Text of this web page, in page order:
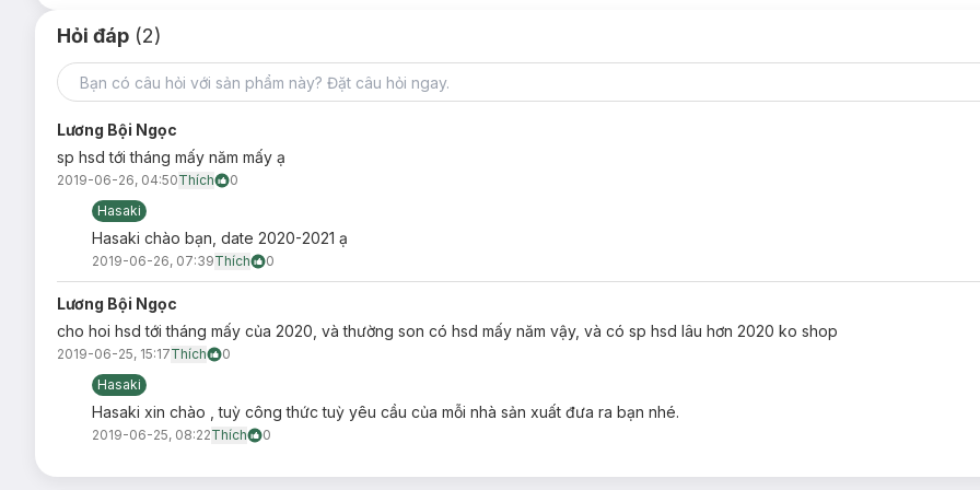
#10 Punch Pop
#11 Wow Pop
#15 Berry Pop
#16 Grape Pop
Công dụng:
Hỏi đáp (2)
Lương Bội Ngọc
sp hsd tới tháng mấy năm mấy ạ
2019-06-26, 04:50Thích
0
Hasaki
Hasaki chào bạn, date 2020-2021 ạ
2019-06-26, 07:39Thích 0
Lương Bội Ngọc
cho hoi hsd tới tháng mấy của 2020, và thường son có hsd mấy năm vậy, và có sp hsd lâu hơn 2020 ko shop
2019-06-25, 15:17Thích
0
Hasaki
Hasaki xin chào , tuỳ công thức tuỳ yêu cầu của mỗi nhà sản xuất đưa ra bạn nhé.
2019-06-25, 08:22Thích 0